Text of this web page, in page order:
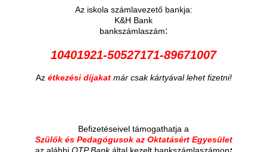
Az iskola számlavezető bankja:
K&H Bank
bankszámlaszám:
10401921-50527171-89671007
Az étkezési díjakat már csak kártyával lehet fizetni!
Befizetéseivel támogathatja a
Szülők és Pedagógusok az Oktatásért Egyesület